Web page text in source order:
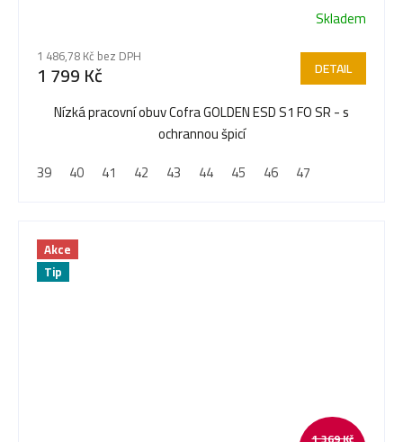
Skladem
1 486,78 Kč bez DPH
1 799 Kč DETAIL
Nízká pracovní obuv Cofra GOLDEN ESD S1 FO SR - s
ochrannou špicí
39
40 41 42 43 44 45 46 47
Akce
Tip